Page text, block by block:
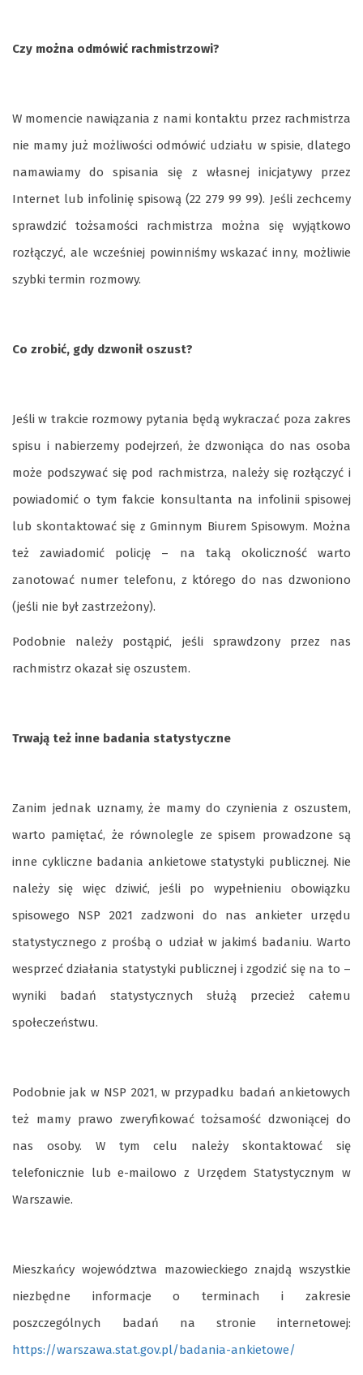
Czy można odmówić rachmistrzowi?
W momencie nawiązania z nami kontaktu przez rachmistrza
nie mamy już możliwości odmówić udziału w spisie, dlatego
namawiamy do spisania się z własnej inicjatywy przez
Internet lub infolinię spisową (22 279 99 99). Jeśli zechcemy
sprawdzić tożsamości rachmistrza można się wyjątkowo
rozłączyć, ale wcześniej powinniśmy wskazać inny, możliwie
szybki termin rozmowy.
Co zrobić, gdy dzwonił oszust?
Jeśli w trakcie rozmowy pytania będą wykraczać poza zakres
spisu i nabierzemy podejrzeń, że dzwoniąca do nas osoba
może podszywać się pod rachmistrza, należy się rozłączyć i
powiadomić o tym fakcie konsultanta na infolinii spisowej
lub skontaktować się z Gminnym Biurem Spisowym. Można
też zawiadomić policję – na taką okoliczność warto
zanotować numer telefonu, z którego do nas dzwoniono
(jeśli nie był zastrzeżony).
Podobnie należy postąpić, jeśli sprawdzony przez nas
rachmistrz okazał się oszustem.
Trwają też inne badania statystyczne
Zanim jednak uznamy, że mamy do czynienia z oszustem,
warto pamiętać, że równolegle ze spisem prowadzone są
inne cykliczne badania ankietowe statystyki publicznej. Nie
należy się więc dziwić, jeśli po wypełnieniu obowiązku
spisowego NSP 2021 zadzwoni do nas ankieter urzędu
statystycznego z prośbą o udział w jakimś badaniu. Warto
wesprzeć działania statystyki publicznej i zgodzić się na to –
wyniki badań statystycznych służą przecież całemu
społeczeństwu.
Podobnie jak w NSP 2021, w przypadku badań ankietowych
też mamy prawo zweryfikować tożsamość dzwoniącej do
nas osoby. W tym celu należy skontaktować się
telefonicznie lub e-mailowo z Urzędem Statystycznym w
Warszawie.
Mieszkańcy województwa mazowieckiego znajdą wszystkie
niezbędne informacje o terminach i zakresie
poszczególnych badań na stronie internetowej:
https://warszawa.stat.gov.pl/badania-ankietowe/